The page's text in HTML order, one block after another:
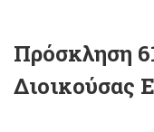
Πρόσκληση
Διοικούσας